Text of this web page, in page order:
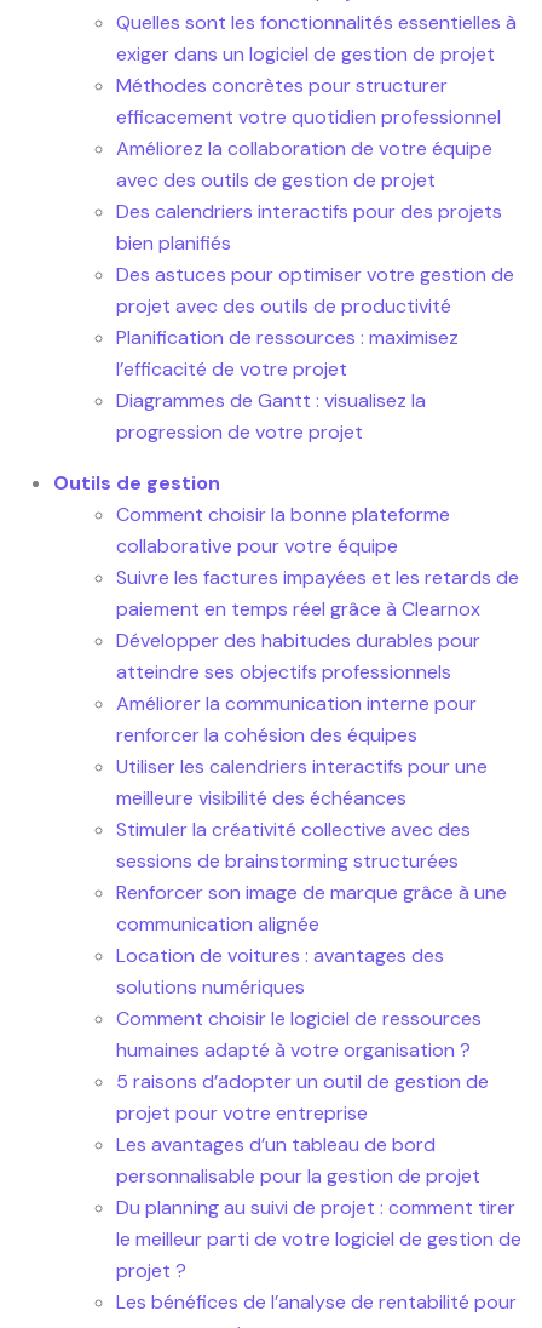
Quelles sont les fonctionnalités essentielles à
exiger dans un logiciel de gestion de projet
Méthodes concrètes pour structurer
efficacement votre quotidien professionnel
Améliorez la collaboration de votre équipe
avec des outils de gestion de projet
Des calendriers interactifs pour des projets
bien planifiés
Des astuces pour optimiser votre gestion de
projet avec des outils de productivité
Planification de ressources : maximisez
l’efficacité de votre projet
Diagrammes de Gantt : visualisez la
progression de votre projet
Outils de gestion
Comment choisir la bonne plateforme
collaborative pour votre équipe
Suivre les factures impayées et les retards de
paiement en temps réel grâce à Clearnox
Développer des habitudes durables pour
atteindre ses objectifs professionnels
Améliorer la communication interne pour
renforcer la cohésion des équipes
Utiliser les calendriers interactifs pour une
meilleure visibilité des échéances
Stimuler la créativité collective avec des
sessions de brainstorming structurées
Renforcer son image de marque grâce à une
communication alignée
Location de voitures : avantages des
solutions numériques
Comment choisir le logiciel de ressources
humaines adapté à votre organisation ?
5 raisons d’adopter un outil de gestion de
projet pour votre entreprise
Les avantages d’un tableau de bord
personnalisable pour la gestion de projet
Du planning au suivi de projet : comment tirer
le meilleur parti de votre logiciel de gestion de
projet ?
Les bénéfices de l’analyse de rentabilité pour